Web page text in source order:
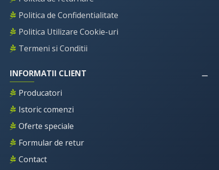
Politica de Confidentialitate
Politica Utilizare Cookie-uri
Termeni si Conditii
INFORMATII CLIENT
Producatori
Istoric comenzi
Oferte speciale
Formular de retur
Contact